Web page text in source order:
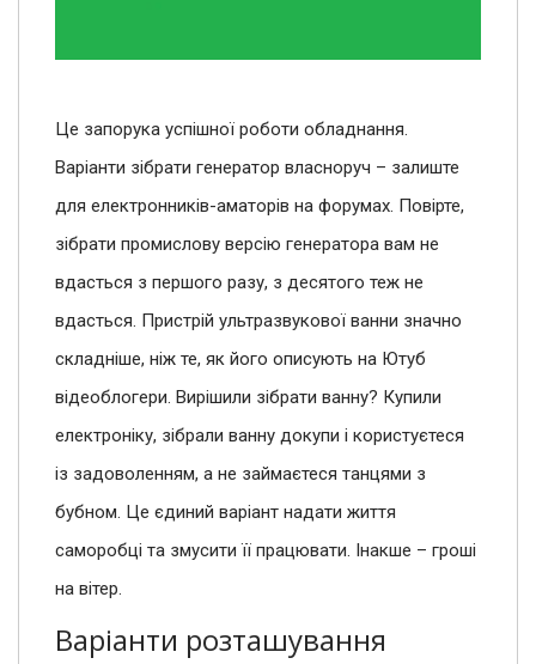
Це запорука успішної роботи обладнання.
Варіанти зібрати генератор власноруч – залиште
для електронників-аматорів на форумах. Повірте,
зібрати промислову версію генератора вам не
вдасться з першого разу, з десятого теж не
вдасться. Пристрій ультразвукової ванни значно
складніше, ніж те, як його описують на Ютуб
відеоблогери. Вирішили зібрати ванну? Купили
електроніку, зібрали ванну докупи і користуєтеся
із задоволенням, а не займаєтеся танцями з
бубном. Це єдиний варіант надати життя
саморобці та змусити її працювати. Інакше – гроші
на вітер.
Варіанти розташування